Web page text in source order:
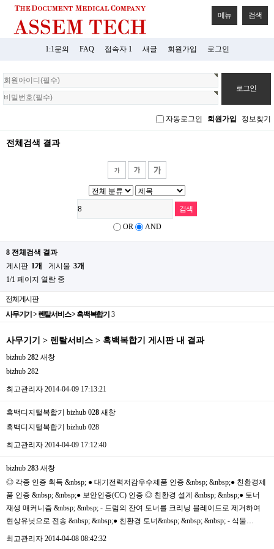
메뉴 검색
1:1문의 FAQ 접속자 1 새글 회원가입 로그인
회
원
로
자동로그인 회원가입 정보찾기
전체검색 결과
OR AND
8 전체검색 결과
게시판 1개 게시물 3개
1/1 페이지 열람 중
전체게시판
사무기기 > 렌탈서비스 > 흑백복합기 3
사무기기 > 렌탈서비스 > 흑백복합기 게시판 내 결과
bizhub 282 새창
bizhub 282
최고관리자 2014-04-09 17:13:21
흑백디지털복합기 bizhub 028 새창
흑백디지털복합기 bizhub 028
최고관리자 2014-04-09 17:12:40
bizhub 283 새창
◎ 각종 인증 획득 &nbsp; ● 대기전력저감우수제품 인증 &nbsp; &nbsp;● 친환경제
품 인증 &nbsp; &nbsp;● 보안인증(CC) 인증 ◎ 친환경 설계 &nbsp; &nbsp;● 토너
재생 매커니즘 &nbsp; &nbsp; - 드럼의 잔여 토너를 크리닝 블레이드로 제거하여
현상유닛으로 전송 &nbsp; &nbsp;● 친환경 토너&nbsp; &nbsp; &nbsp; - 식물…
최고관리자 2014-04-08 08:42:32